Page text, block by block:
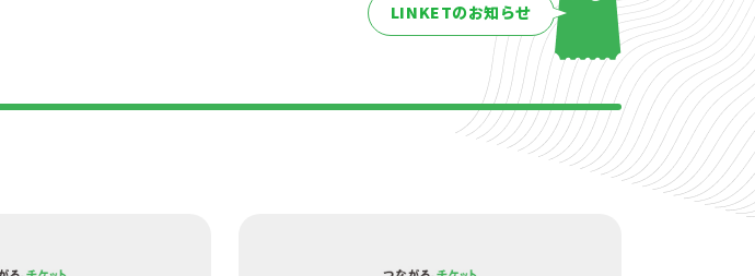
LINKETのお知らせ